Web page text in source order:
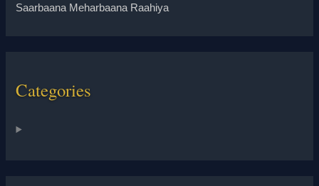
Saarbaana Meharbaana Raahiya
Categories